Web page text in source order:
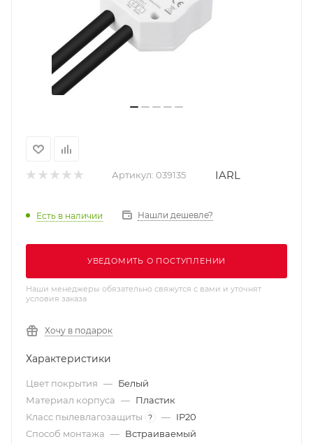
Артикул: 039135 IARL
Есть в наличии Нашли дешевле?
УВЕДОМИТЬ О ПОСТУПЛЕНИИ
Наши менеджеры обязательно свяжутся с вами и уточнят
условия заказа
Хочу в подарок
Характеристики
Цвет покрытия — Белый
Материал корпуса — Пластик
Класс пылевлагозащиты
? — IP20
Способ монтажа — Встраиваемый